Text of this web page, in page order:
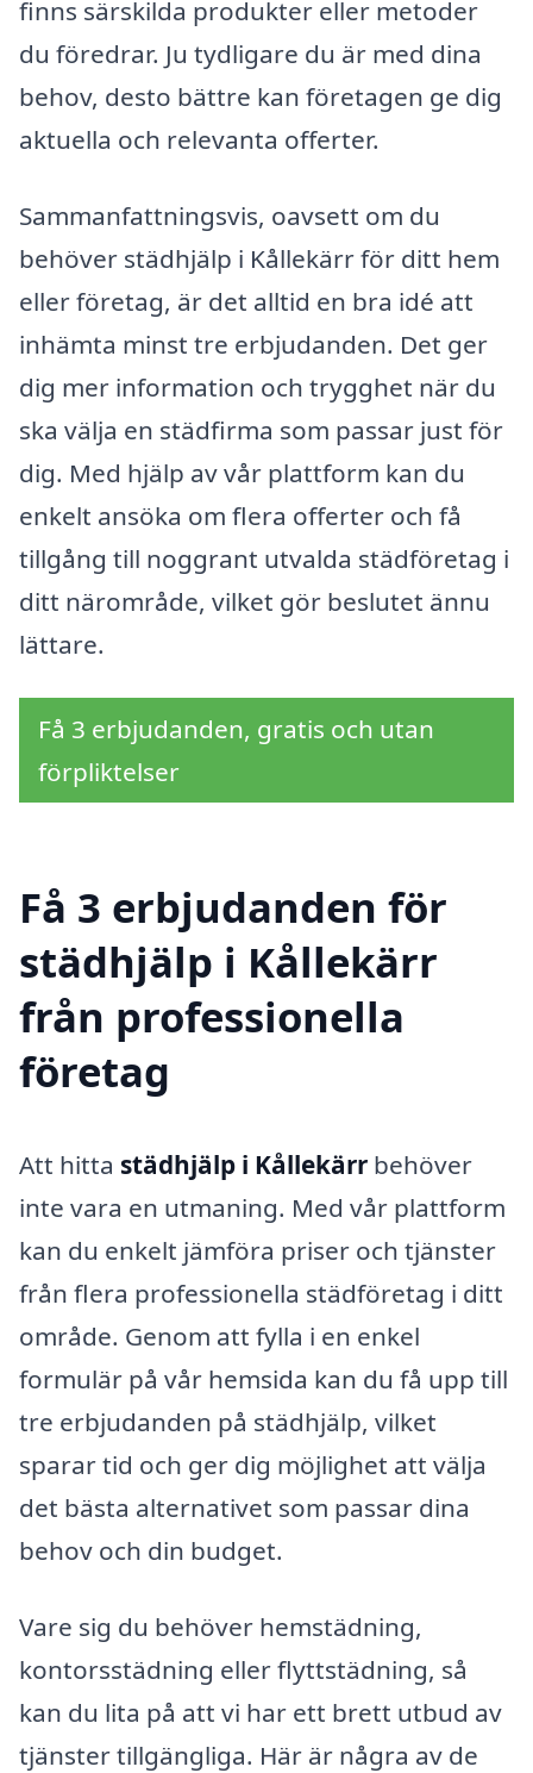
finns särskilda produkter eller metoder
du föredrar. Ju tydligare du är med dina
behov, desto bättre kan företagen ge dig
aktuella och relevanta offerter.
Sammanfattningsvis, oavsett om du
behöver städhjälp i Kållekärr för ditt hem
eller företag, är det alltid en bra idé att
inhämta minst tre erbjudanden. Det ger
dig mer information och trygghet när du
ska välja en städfirma som passar just för
dig. Med hjälp av vår plattform kan du
enkelt ansöka om flera offerter och få
tillgång till noggrant utvalda städföretag i
ditt närområde, vilket gör beslutet ännu
lättare.
Få 3 erbjudanden, gratis och utan
förpliktelser
Få 3 erbjudanden för
städhjälp i Kållekärr
från professionella
företag
Att hitta städhjälp i Kållekärr behöver
inte vara en utmaning. Med vår plattform
kan du enkelt jämföra priser och tjänster
från flera professionella städföretag i ditt
område. Genom att fylla i en enkel
formulär på vår hemsida kan du få upp till
tre erbjudanden på städhjälp, vilket
sparar tid och ger dig möjlighet att välja
det bästa alternativet som passar dina
behov och din budget.
Vare sig du behöver hemstädning,
kontorsstädning eller flyttstädning, så
kan du lita på att vi har ett brett utbud av
tjänster tillgängliga. Här är några av de